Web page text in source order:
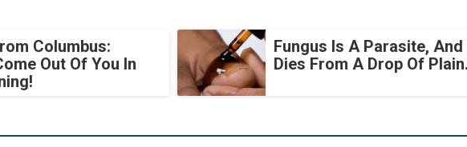
Columbus:
Out Of You In
Fungus Is A Parasite, And
Dies From A Drop Of